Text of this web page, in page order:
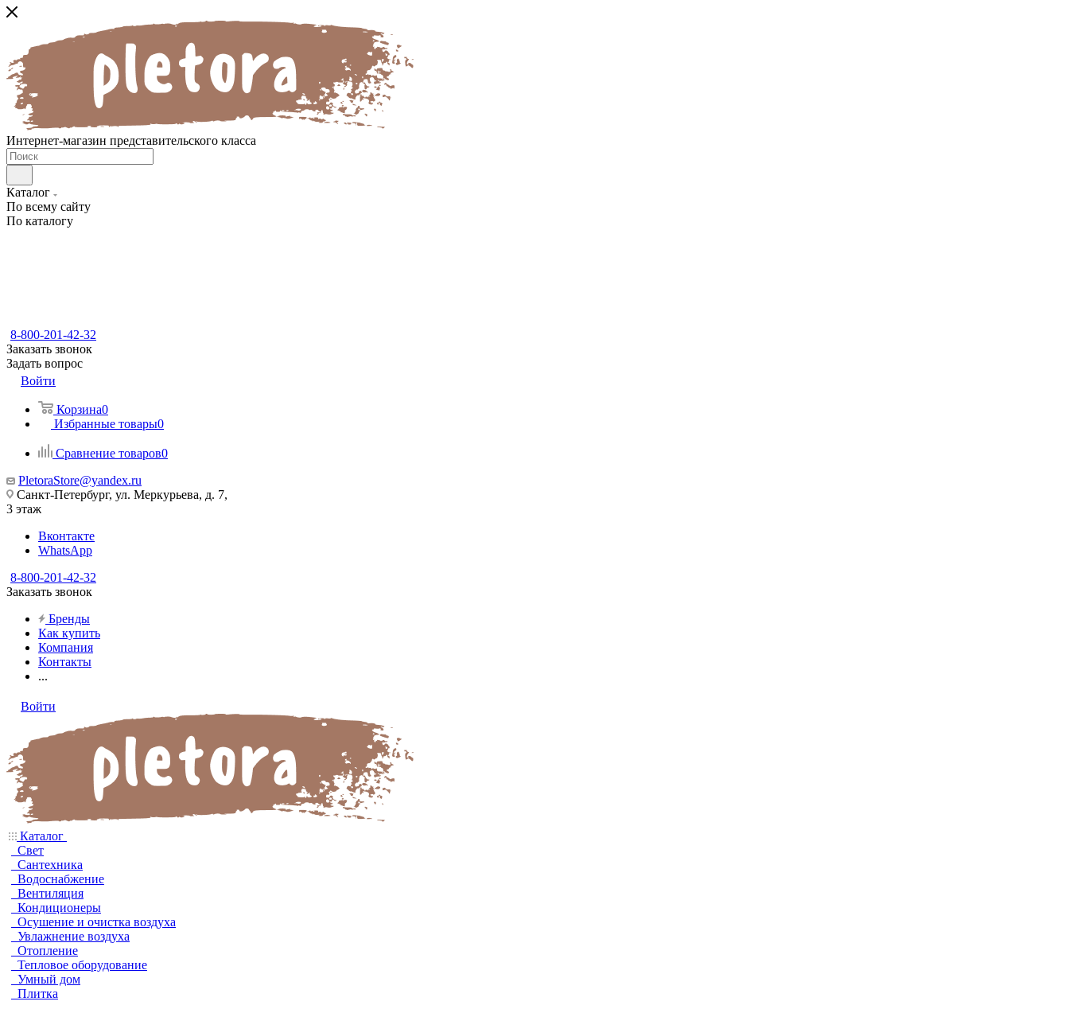
Интернет-магазин представительского класса
Каталог
По всему сайту
По каталогу
8-800-201-42-32
Заказать звонок
Задать вопрос
Войти
Корзина0
Избранные товары0
Сравнение товаров0
PletoraStore@yandex.ru
Санкт-Петербург, ул. Меркурьева, д. 7,
3 этаж
Вконтакте
WhatsApp
8-800-201-42-32
Заказать звонок
Бренды
Как купить
Компания
Контакты
...
Войти
Каталог
Свет
Сантехника
Водоснабжение
Вентиляция
Кондиционеры
Осушение и очистка воздуха
Увлажнение воздуха
Отопление
Тепловое оборудование
Умный дом
Плитка